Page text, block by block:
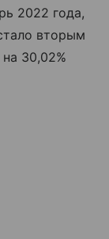
2022 года,
вторым
30,02%